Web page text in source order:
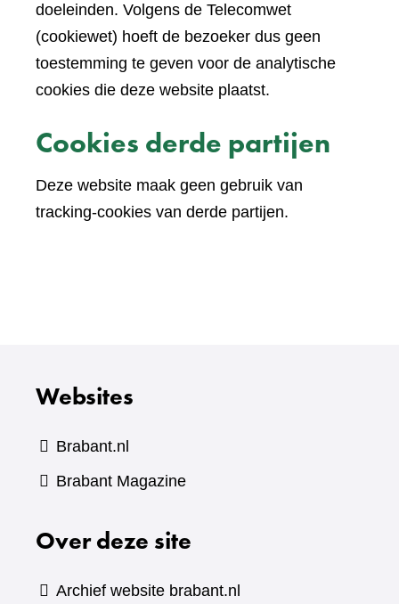
doeleinden. Volgens de Telecomwet
(cookiewet) hoeft de bezoeker dus geen
toestemming te geven voor de analytische
cookies die deze website plaatst.
Cookies derde partijen
Deze website maak geen gebruik van
tracking-cookies van derde partijen.
Websites
Brabant.nl
Brabant Magazine(verwijst
een
website)
Over deze site
Archief website brabant.nl